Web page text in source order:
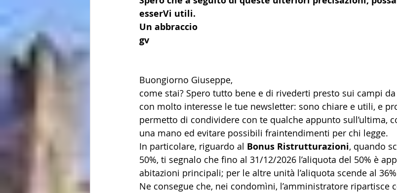
esserVi utili.
Un abbraccio
gv
Buongiorno Giuseppe,
come stai? Spero tutto bene e di rivederti presto sui campi
con molto interesse le tue newsletter: sono chiare e utili, e
permetto di condividere con te qualche appunto sull’ultima,
una mano ed evitare possibili fraintendimenti per chi legge.
In particolare, riguardo al Bonus Ristrutturazioni, quando
50%, ti segnalo che fino al 31/12/2026 l’aliquota del 50% è
abitazioni principali; per le altre unità l’aliquota scende al
Ne consegue che, nei condomìni, l’amministratore ripartisce